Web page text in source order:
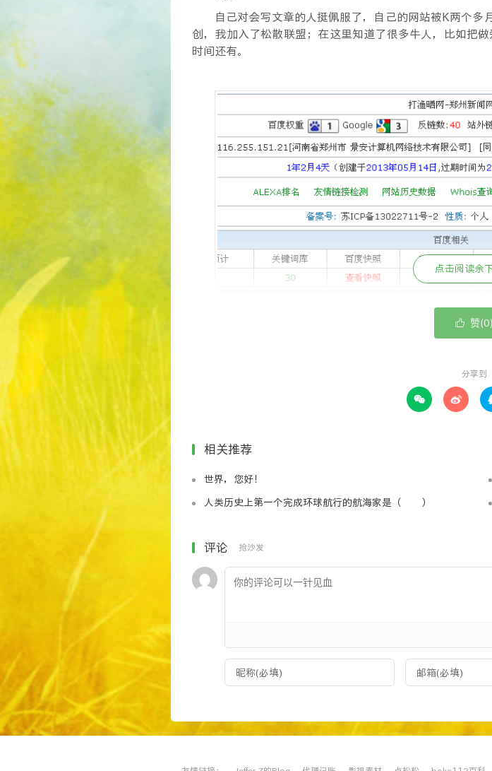
自己对会写文章的人挺佩服了，自己的网站被K两个
创，我加入了松散联盟；在这里知道了很多牛人，比如把
时间还有。
一直很想和东阳认识认识，但找不到合适的契机，想
其实自己文笔是很菜，很想通过写文章来认识更多人，
不要觉得SEO很难，其实成功有好几条路。
拿一个栏目、首页去做。
二、文笔好：松松做优化吗？从图中可以看出，松松是
三、域名投资：实在不行我们玩域名投资，可能你手
点击阅读余
 赞(0)
分享到
 
相关推荐
世界，您好！
人类历史上第一个完成环球航行的航海家是（ ）
评论 抢沙发